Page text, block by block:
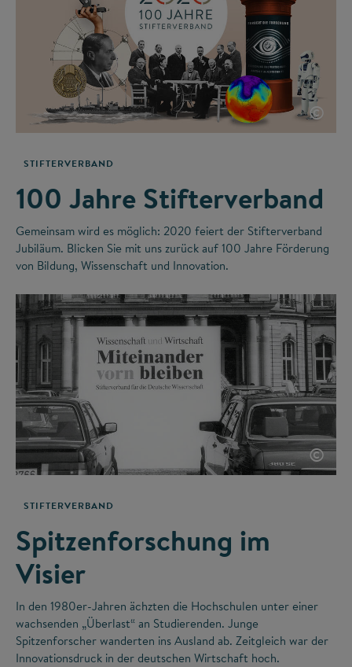
©
STIFTERVERBAND
100 Jahre Stifterverband
Gemeinsam wird es möglich: 2020 feiert der Stifterverband
Jubiläum. Blicken Sie mit uns zurück auf 100 Jahre Förderung
von Bildung, Wissenschaft und Innovation.
©
STIFTERVERBAND
Spitzenforschung im
Visier
In den 1980er-Jahren ächzten die Hochschulen unter einer
wachsenden „Überlast“ an Studierenden. Junge
Spitzenforscher wanderten ins Ausland ab. Zeitgleich war der
Innovationsdruck in der deutschen Wirtschaft hoch.